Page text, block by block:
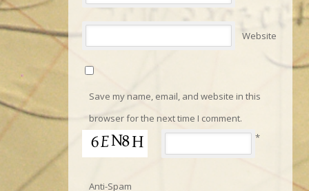
Website
Save my name, email, and website in this
browser for the next time I comment.
Anti-Spam
*